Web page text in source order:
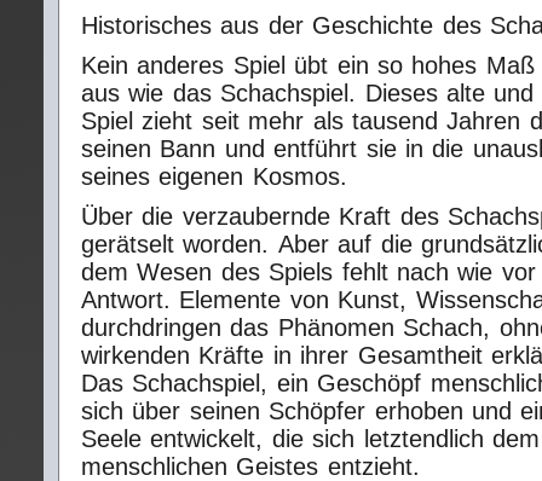
Historisches aus der Geschichte des
Kein anderes Spiel übt ein so hohes Maß
aus wie das Schachspiel. Dieses alte
Spiel zieht seit mehr als tausend Jahren
seinen Bann und entführt sie in die
seines eigenen Kosmos.
Über die verzaubernde Kraft des
gerätselt worden. Aber auf die
dem Wesen des Spiels fehlt nach wie
Antwort. Elemente von Kunst,
durchdringen das Phänomen Schach,
wirkenden Kräfte in ihrer Gesamtheit
Das Schachspiel, ein Geschöpf
sich über seinen Schöpfer erhoben und
Seele entwickelt, die sich letztendlich
menschlichen Geistes entzieht.